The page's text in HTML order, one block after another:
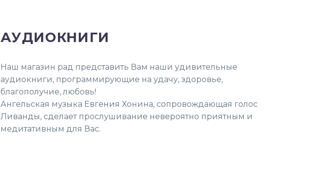
АУДИОКНИГИ
Наш магазин рад представить Вам наши удивительные
аудиокниги, программирующие на удачу, здоровье,
благополучие, любовь!
Ангельская музыка Евгения Хонина, сопровождающая голос
Ливанды, сделает прослушивание невероятно приятным и
медитативным для Вас.